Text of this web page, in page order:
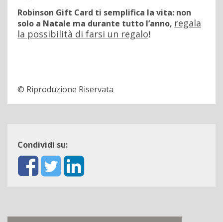
Robinson Gift Card ti semplifica la vita: non
solo a Natale ma durante tutto l’anno, regala
la possibilità di farsi un regalo!
© Riproduzione Riservata
Condividi su: